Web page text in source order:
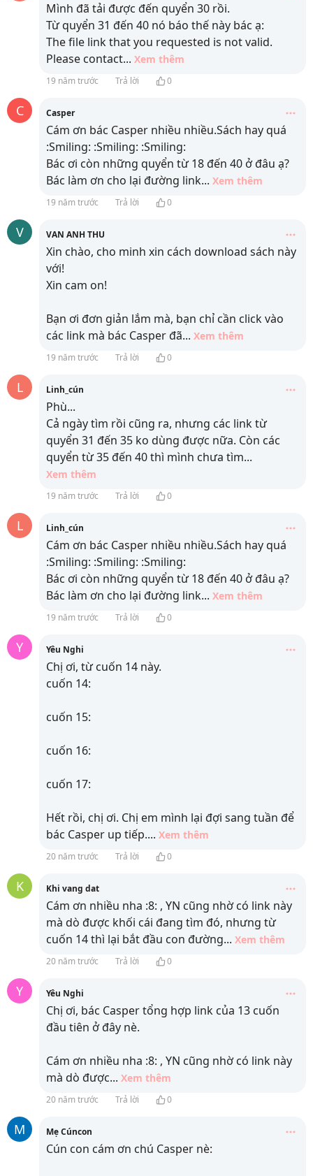
Mình đã tải được đến quyển 30 rồi.
Từ quyển 31 đến 40 nó báo thế này bác ạ:
The file link that you requested is not valid.
Please contact... Xem thêm
19 năm trước Trả lời 0
C Casper
Cám ơn bác Casper nhiều nhiều.Sách hay quá
:Smiling: :Smiling: :Smiling:
Bác ơi còn những quyển từ 18 đến 40 ở đâu ạ?
Bác làm ơn cho lại đường link... Xem thêm
19 năm trước Trả lời 0
V VAN ANH THU
Xin chào, cho minh xin cách download sách này
với!
Xin cam on!
Bạn ơi đơn giản lắm mà, bạn chỉ cần click vào
các link mà bác Casper đã... Xem thêm
19 năm trước Trả lời 0
L Linh_cún
Phù...
Cả ngày tìm rồi cũng ra, nhưng các link từ
quyển 31 đến 35 ko dùng được nữa. Còn các
quyển từ 35 đến 40 thì mình chưa tìm...
Xem thêm
19 năm trước Trả lời 0
L Linh_cún
Cám ơn bác Casper nhiều nhiều.Sách hay quá
:Smiling: :Smiling: :Smiling:
Bác ơi còn những quyển từ 18 đến 40 ở đâu ạ?
Bác làm ơn cho lại đường link... Xem thêm
19 năm trước Trả lời 0
Y Yêu Nghi
Chị ơi, từ cuốn 14 này.
cuốn 14:
cuốn 15:
cuốn 16:
cuốn 17:
Hết rồi, chị ơi. Chị em mình lại đợi sang tuần để
bác Casper up tiếp.... Xem thêm
20 năm trước Trả lời 0
K Khi vang dat
Cám ơn nhiều nha :8: , YN cũng nhờ có link này
mà dò được khối cái đang tìm đó, nhưng từ
cuốn 14 thì lại bắt đầu con đường... Xem thêm
20 năm trước Trả lời 0
Y Yêu Nghi
Chị ơi, bác Casper tổng hợp link của 13 cuốn
đầu tiên ở đây nè.
Cám ơn nhiều nha :8: , YN cũng nhờ có link này
mà dò được... Xem thêm
20 năm trước Trả lời 0
M Mẹ Cúncon
Cún con cám ơn chú Casper nè: